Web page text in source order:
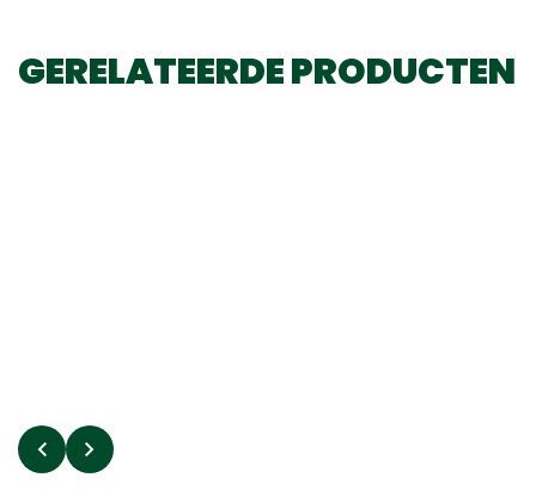
GERELATEERDE PRODUCTEN